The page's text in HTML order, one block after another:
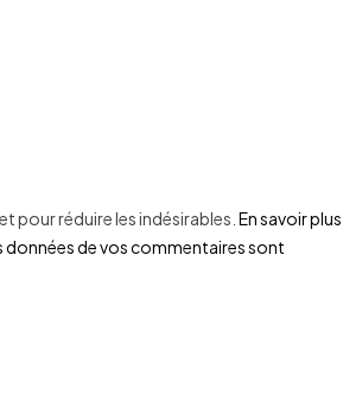
pour réduire les indésirables. En savoir plus
données de vos commentaires sont